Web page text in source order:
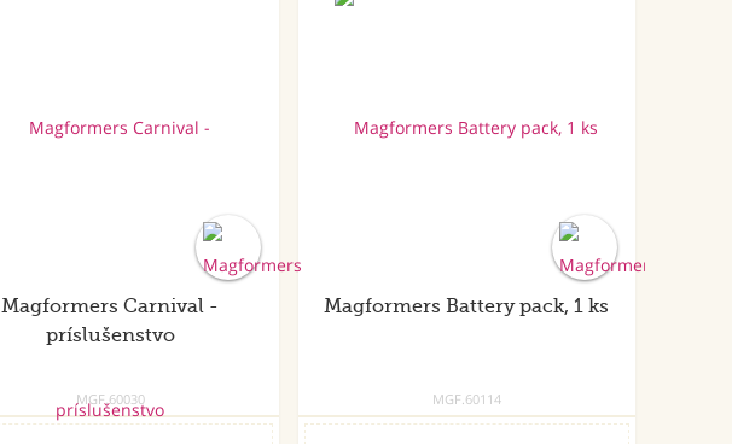
Magformers Carnival -
príslušenstvo
MGF.60030
Magformers Battery pack, 1 ks
MGF.60114